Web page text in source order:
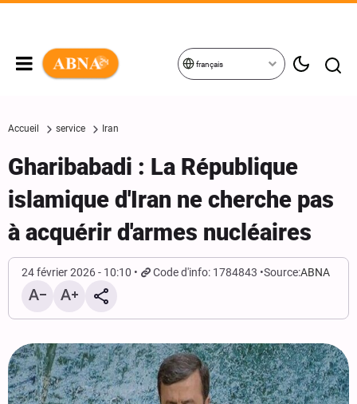
français
Accueil service Iran
Gharibabadi : La République
islamique d'Iran ne cherche pas
à acquérir d'armes nucléaires
24 février 2026 - 10:10 Code d'info: 1784843 Source:ABNA